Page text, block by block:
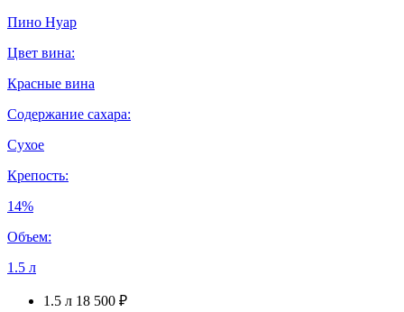
Пино Нуар
Цвет вина:
Красные вина
Содержание сахара:
Сухое
Крепость:
14%
Объем:
1.5 л
1.5 л 18 500 ₽